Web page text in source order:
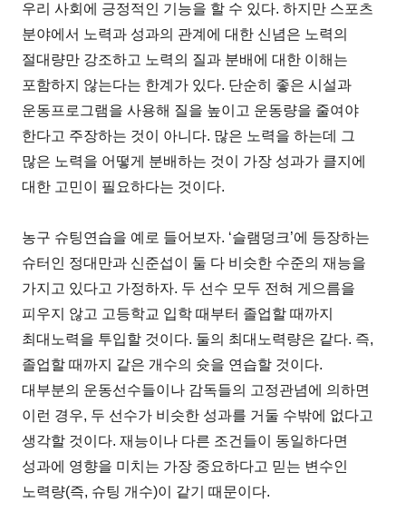
우리 사회에 긍정적인 기능을 할 수 있다. 하지만 스포츠
분야에서 노력과 성과의 관계에 대한 신념은 노력의
절대량만 강조하고 노력의 질과 분배에 대한 이해는
포함하지 않는다는 한계가 있다. 단순히 좋은 시설과
운동프로그램을 사용해 질을 높이고 운동량을 줄여야
한다고 주장하는 것이 아니다. 많은 노력을 하는데 그
많은 노력을 어떻게 분배하는 것이 가장 성과가 클지에
대한 고민이 필요하다는 것이다.
농구 슈팅연습을 예로 들어보자. ‘슬램덩크’에 등장하는
슈터인 정대만과 신준섭이 둘 다 비슷한 수준의 재능을
가지고 있다고 가정하자. 두 선수 모두 전혀 게으름을
피우지 않고 고등학교 입학 때부터 졸업할 때까지
최대노력을 투입할 것이다. 둘의 최대노력량은 같다. 즉,
졸업할 때까지 같은 개수의 슛을 연습할 것이다.
대부분의 운동선수들이나 감독들의 고정관념에 의하면
이런 경우, 두 선수가 비슷한 성과를 거둘 수밖에 없다고
생각할 것이다. 재능이나 다른 조건들이 동일하다면
성과에 영향을 미치는 가장 중요하다고 믿는 변수인
노력량(즉, 슈팅 개수)이 같기 때문이다.